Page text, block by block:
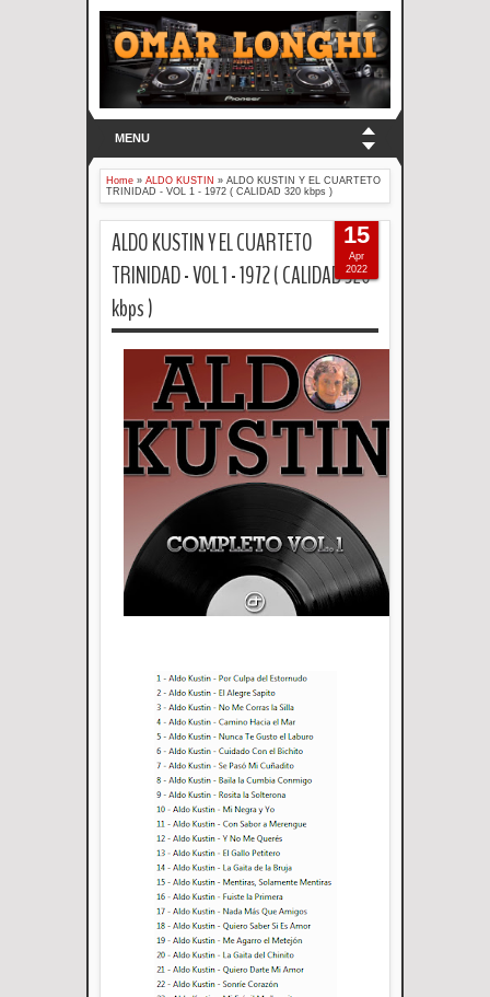
MENU
Home » ALDO KUSTIN » ALDO KUSTIN Y EL CUARTETO
TRINIDAD - VOL 1 - 1972 ( CALIDAD 320 kbps )
ALDO KUSTIN Y EL CUARTETO
TRINIDAD - VOL 1 - 1972 ( CALIDAD 320
kbps )
15
Apr
2022